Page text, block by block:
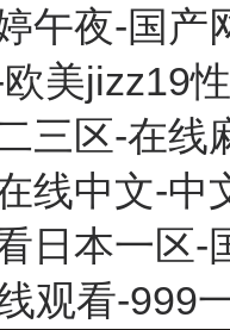
午夜-国
美jizz19
三区-在线
线中文-
日本一区-
观看-999